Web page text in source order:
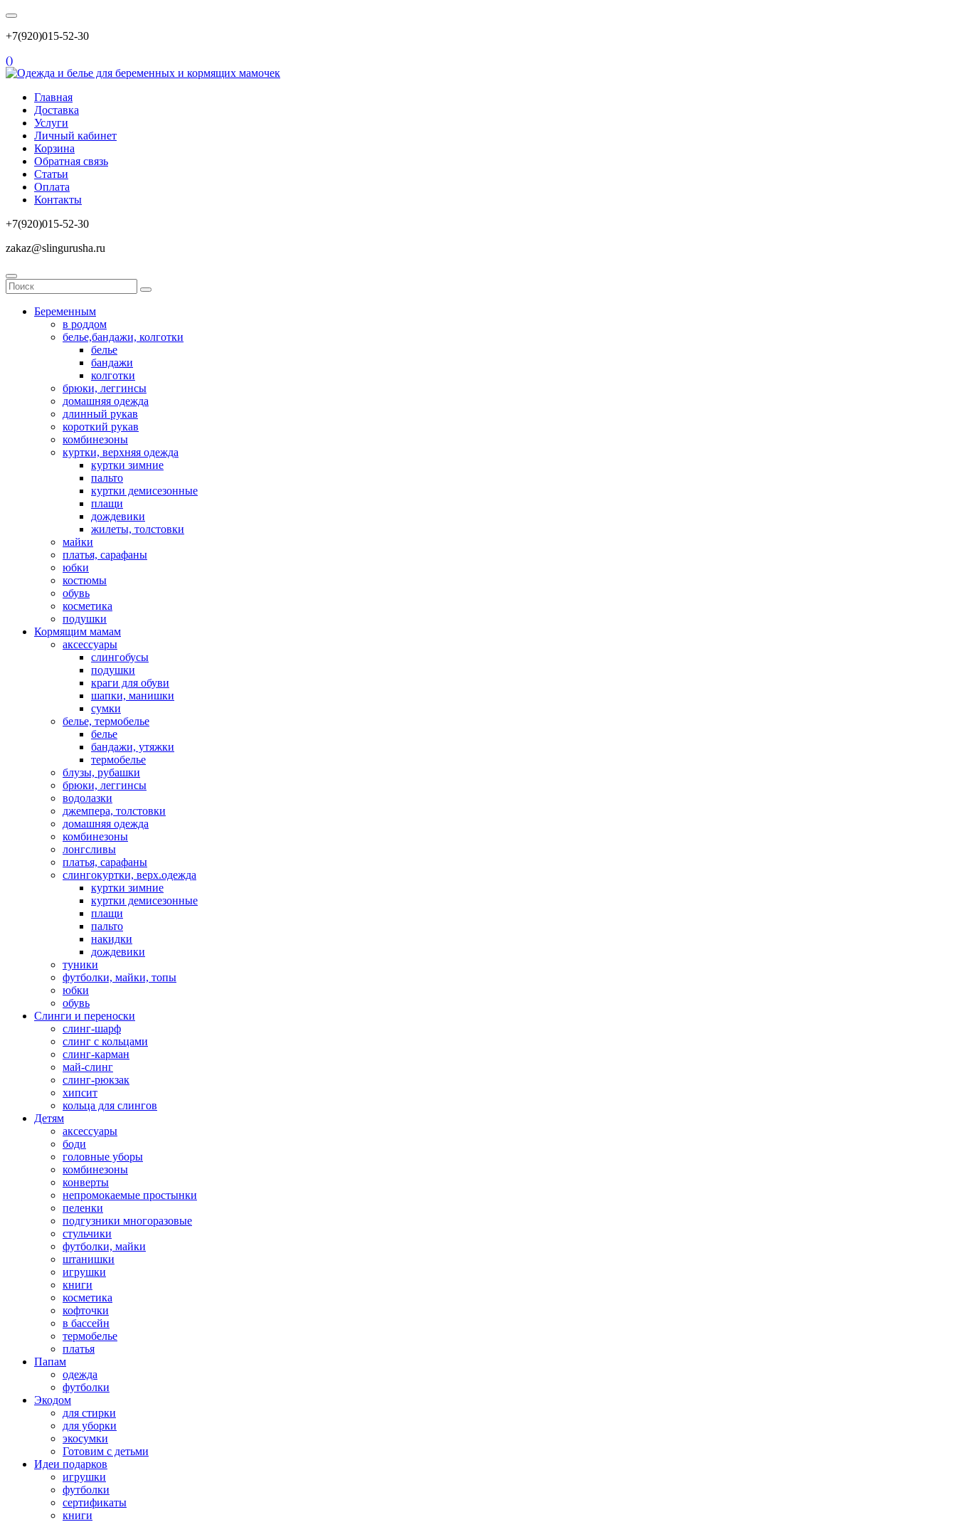
+7(920)015-52-30
()
Главная
Доставка
Услуги
Личный кабинет
Корзина
Обратная связь
Статьи
Оплата
Контакты
+7(920)015-52-30
zakaz@slingurusha.ru
Беременным
в роддом
белье,бандажи, колготки
белье
бандажи
колготки
брюки, леггинсы
домашняя одежда
длинный рукав
короткий рукав
комбинезоны
куртки, верхняя одежда
куртки зимние
пальто
куртки демисезонные
плащи
дождевики
жилеты, толстовки
майки
платья, сарафаны
юбки
костюмы
обувь
косметика
подушки
Кормящим мамам
аксессуары
слингобусы
подушки
краги для обуви
шапки, манишки
сумки
белье, термобелье
белье
бандажи, утяжки
термобелье
блузы, рубашки
брюки, леггинсы
водолазки
джемпера, толстовки
домашняя одежда
комбинезоны
лонгсливы
платья, сарафаны
слингокуртки, верх.одежда
куртки зимние
куртки демисезонные
плащи
пальто
накидки
дождевики
туники
футболки, майки, топы
юбки
обувь
Слинги и переноски
слинг-шарф
слинг с кольцами
слинг-карман
май-слинг
слинг-рюкзак
хипсит
кольца для слингов
Детям
аксессуары
боди
головные уборы
комбинезоны
конверты
непромокаемые простынки
пеленки
подгузники многоразовые
стульчики
футболки, майки
штанишки
игрушки
книги
косметика
кофточки
в бассейн
термобелье
платья
Папам
одежда
футболки
Экодом
для стирки
для уборки
экосумки
Готовим с детьми
Идеи подарков
игрушки
футболки
сертификаты
книги